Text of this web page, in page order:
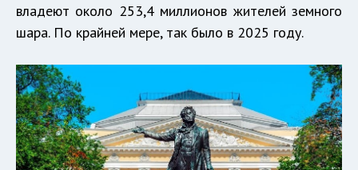
владеют около 253,4 миллионов жителей земного
шара. По крайней мере, так было в 2025 году.